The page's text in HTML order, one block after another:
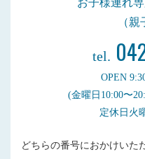
（親
tel.
OPEN
(金曜日10:00〜
定休日火
どちらの番号におかけいた